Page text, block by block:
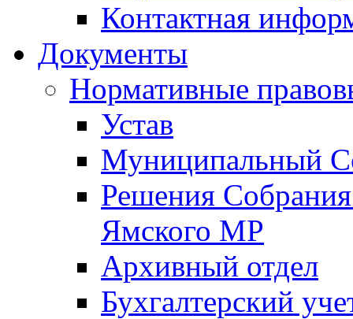
Контактная
Документы
Нормативные
Устав
Муниципальный
Решения
Ямского МР
Архивный отдел
Бухгалтерский